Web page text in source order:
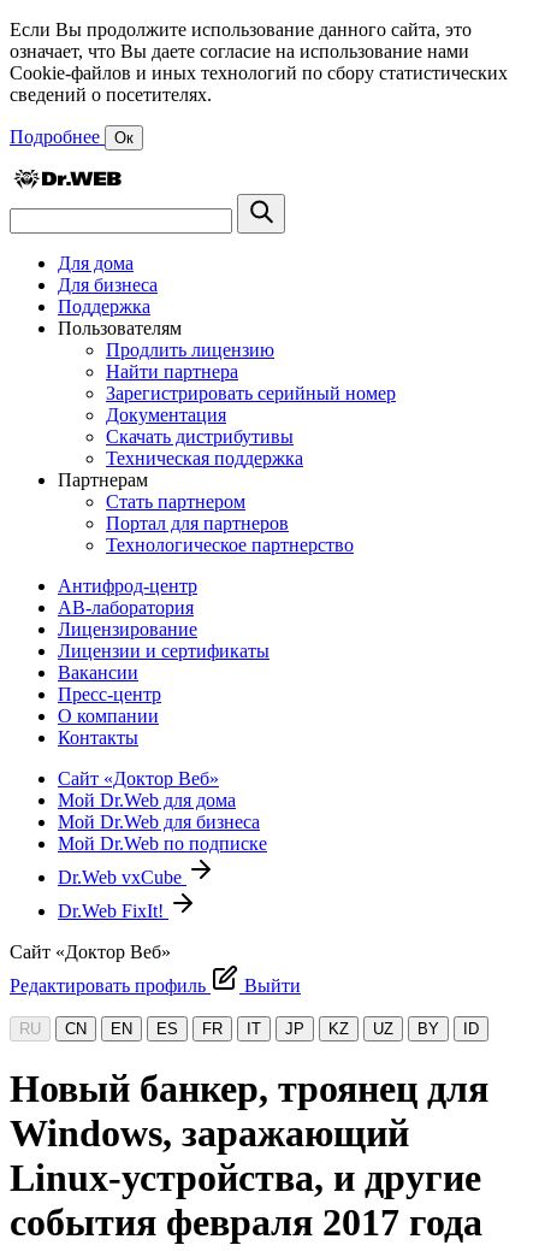
Если Вы продолжите использование данного сайта, это
означает, что Вы даете согласие на использование нами
Cookie-файлов и иных технологий по сбору статистических
сведений о посетителях.
Подробнее Ок
Для дома
Для бизнеса
Поддержка
Пользователям
Продлить лицензию
Найти партнера
Зарегистрировать серийный номер
Документация
Скачать дистрибутивы
Техническая поддержка
Партнерам
Стать партнером
Портал для партнеров
Технологическое партнерство
Антифрод-центр
АВ-лаборатория
Лицензирование
Лицензии и сертификаты
Вакансии
Пресс-центр
О компании
Контакты
Сайт «Доктор Веб»
Мой Dr.Web для дома
Мой Dr.Web для бизнеса
Мой Dr.Web по подписке
Dr.Web vxCube
Dr.Web FixIt!
Сайт «Доктор Веб»
Редактировать профиль
Выйти
RU CN EN ES FR IT JP KZ UZ BY ID
Новый банкер, троянец для
Windows, заражающий
Linux-устройства, и другие
события февраля 2017 года